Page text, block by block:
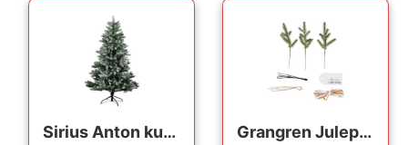
Sirius Anton kunstigt juletræ med lys, 240 cm Grangren Julepynt Gavemærker